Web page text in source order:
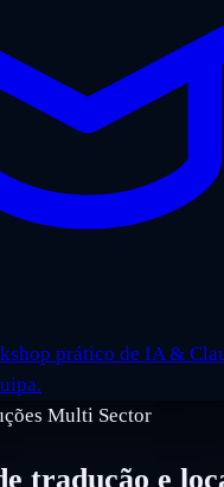
prático de IA &
Multi Sector
tradução e